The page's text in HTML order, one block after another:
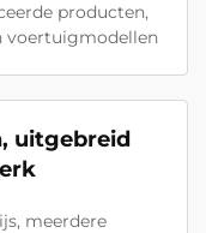
producten,
voertuigmodellen
uitgebreid
meerdere